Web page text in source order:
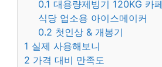
0.1 대용량제빙기 120KG 카
식당 업소용 아이스메이커
0.2 첫인상 & 개봉기
1 실제 사용해보니
2 가격 대비 만족도